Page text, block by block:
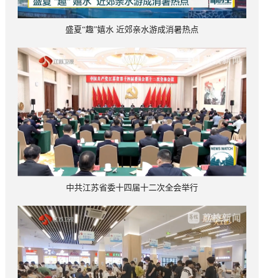
盛夏“趣”嬉水 近郊亲水游成消暑热点
中共江苏省委十四届十二次全会举行